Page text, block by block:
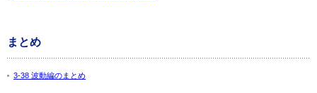
まとめ
3-38 波動編のまとめ